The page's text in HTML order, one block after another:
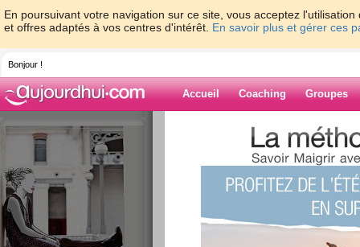
En poursuivant votre navigation sur ce site, vous acceptez
et offres adaptés à vos centres d'intérêt. En savoir plus et gérer ces
Bonjour !
Accueil Coaching Groupes
>
Blog de